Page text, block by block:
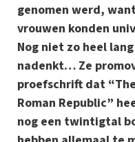
genomen werd,
vrouwen konden
Nog niet zo heel
nadenkt… Ze
proefschrift dat
Roman Republic”
nog een twintigtal